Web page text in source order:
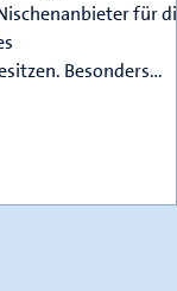
für die
Besonders